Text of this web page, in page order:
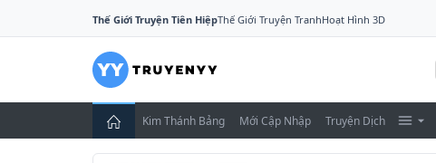
Thế Giới Truyện Tiên HiệpThế Giới Truyện TranhHoạt Hình 3D
Kim Thánh Bảng Mới Cập Nhập Truyện Dịch